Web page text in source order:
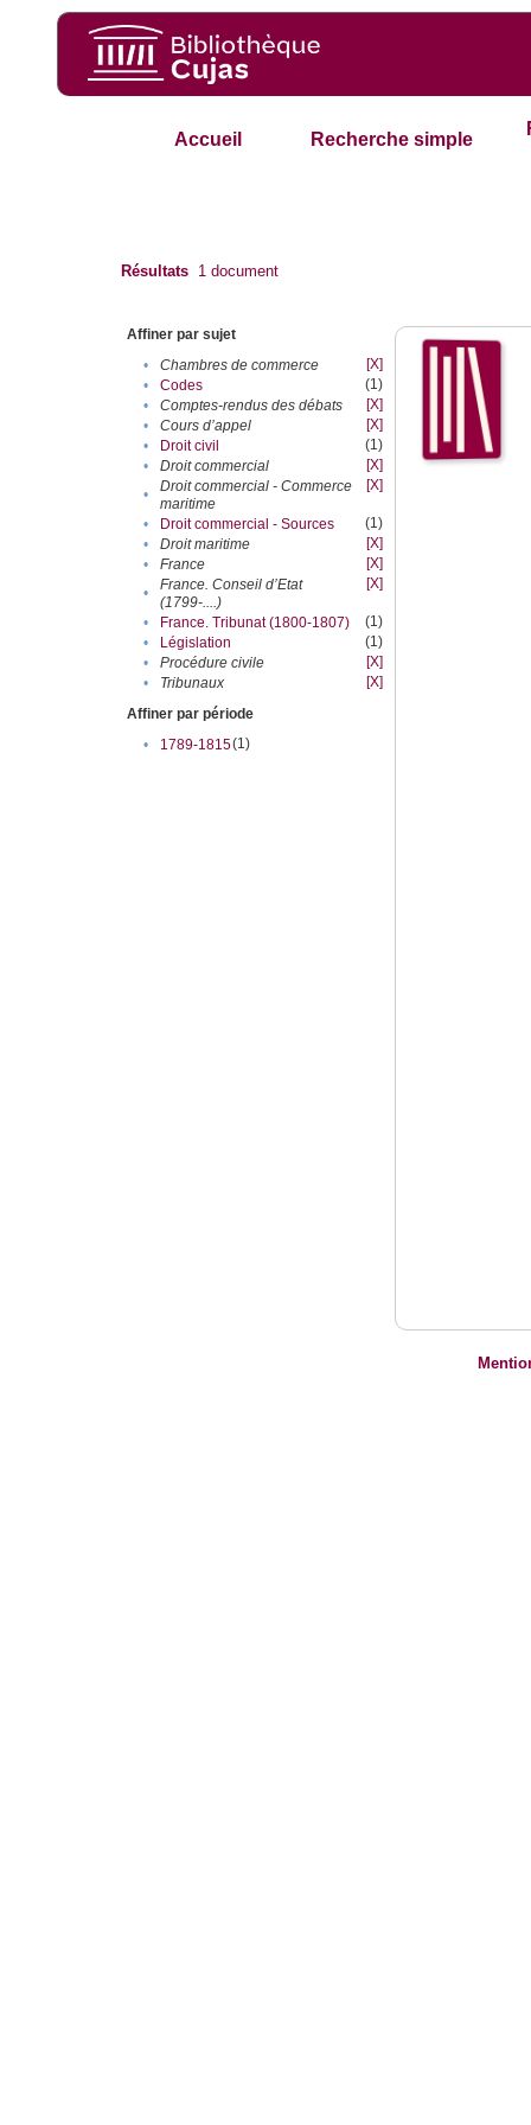
Accueil Recherche simple
Résultats 1 document
Affiner par sujet
•
Chambres de commerce
[X]
•
Codes
(1)
•
Comptes-rendus des débats
[X]
•
Cours d’appel
[X]
•
Droit civil
(1)
•
Droit commercial
[X]
•
Droit commercial - Commerce
maritime
[X]
• Droit commercial - Sources
(1)
•
Droit maritime
[X]
•
France
[X]
•
France. Conseil d’Etat
(1799-....)
[X]
• France. Tribunat (1800-1807)
(1)
•
Législation
(1)
•
Procédure civile
[X]
•
Tribunaux
[X]
Affiner par période
•
1789-1815(1)